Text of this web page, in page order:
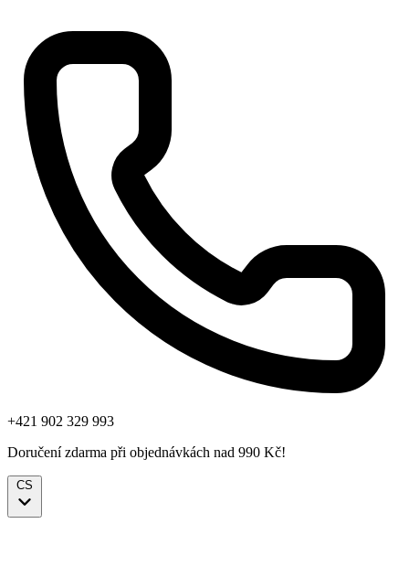
+421 902 329 993
Doručení zdarma při objednávkách nad 990 Kč!
CS